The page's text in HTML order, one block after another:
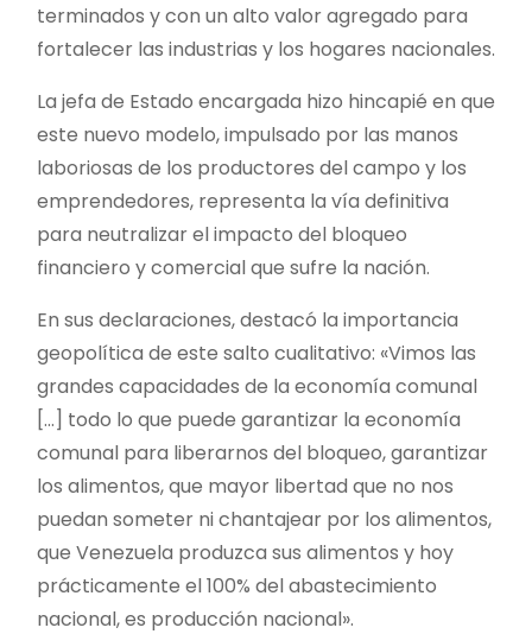
terminados y con un alto valor agregado para
fortalecer las industrias y los hogares nacionales.
La jefa de Estado encargada hizo hincapié en que
este nuevo modelo, impulsado por las manos
laboriosas de los productores del campo y los
emprendedores, representa la vía definitiva
para neutralizar el impacto del bloqueo
financiero y comercial que sufre la nación.
En sus declaraciones, destacó la importancia
geopolítica de este salto cualitativo: «Vimos las
grandes capacidades de la economía comunal
[…] todo lo que puede garantizar la economía
comunal para liberarnos del bloqueo, garantizar
los alimentos, que mayor libertad que no nos
puedan someter ni chantajear por los alimentos,
que Venezuela produzca sus alimentos y hoy
prácticamente el 100% del abastecimiento
nacional, es producción nacional».